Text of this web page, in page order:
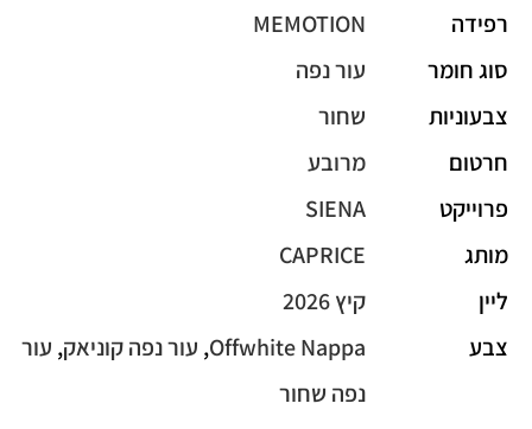
רפידה
MEMOTION
סוג חומר
עור נפה
צבעוניות
שחור
חרטום
מרובע
פרוייקט
SIENA
מותג
CAPRICE
ליין
קיץ 2026
צבע
Offwhite Nappa
, עור נפה קוניאק, עור
נפה שחור